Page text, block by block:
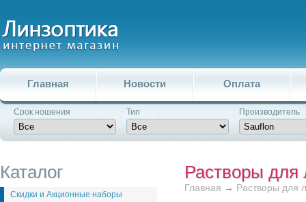
Главная Новости Оплата
Срок ношения Тип Производитель
Каталог
Скидки и Акционные наборы
Растворы для
Главная → Растворы для